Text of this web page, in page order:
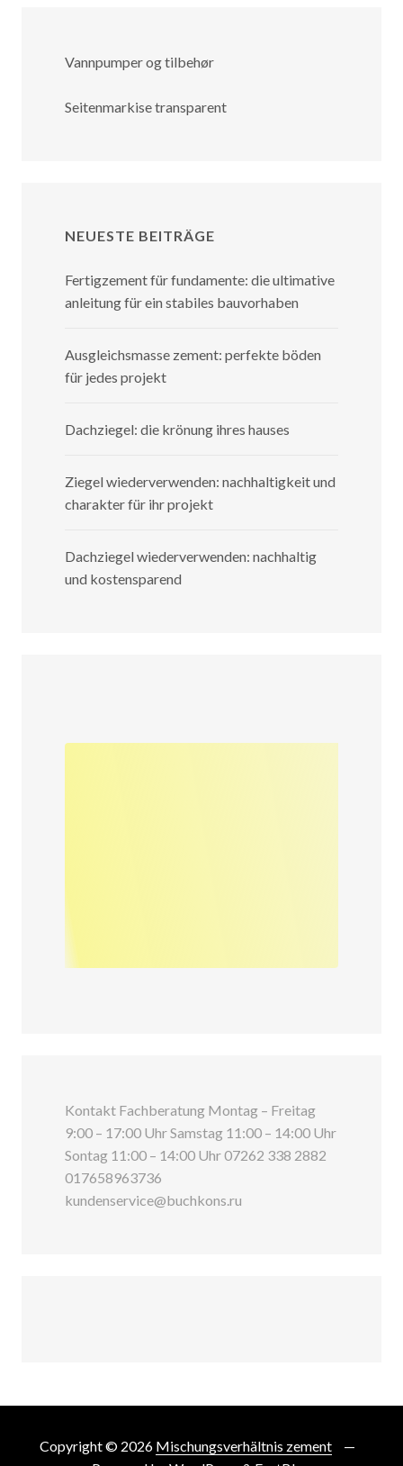
Vannpumper og tilbehør
Seitenmarkise transparent
NEUESTE BEITRÄGE
Fertigzement für fundamente: die ultimative
anleitung für ein stabiles bauvorhaben
Ausgleichsmasse zement: perfekte böden
für jedes projekt
Dachziegel: die krönung ihres hauses
Ziegel wiederverwenden: nachhaltigkeit und
charakter für ihr projekt
Dachziegel wiederverwenden: nachhaltig
und kostensparend
Kontakt Fachberatung Montag – Freitag
9:00 – 17:00 Uhr Samstag 11:00 – 14:00 Uhr
Sontag 11:00 – 14:00 Uhr 07262 338 2882
017658963736
kundenservice@buchkons.ru
Copyright © 2026 Mischungsverhältnis zement